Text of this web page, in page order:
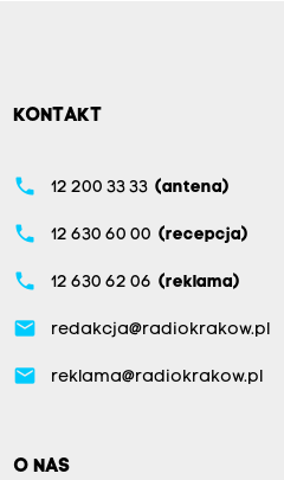
KONTAKT
phone 12 200 33 33 (antena)
phone 12 630 60 00 (recepcja)
phone 12 630 62 06 (reklama)
email redakcja@radiokrakow.pl
email reklama@radiokrakow.pl
O NAS